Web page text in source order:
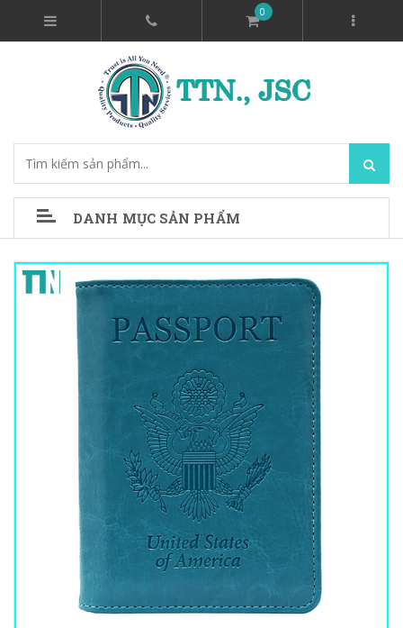
0
DANH MỤC SẢN PHẨM